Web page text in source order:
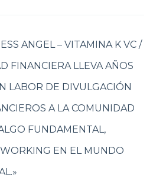
ANGEL – VITAMINA K VC /
FINANCIERA LLEVA AÑOS
LABOR DE DIVULGACIÓN
A LA COMUNIDAD
FUNDAMENTAL,
EN EL MUNDO